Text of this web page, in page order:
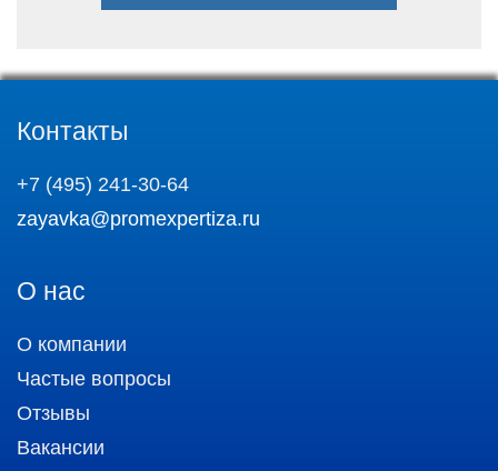
Контакты
+7 (495) 241-30-64
zayavka@promexpertiza.ru
О нас
О компании
Частые вопросы
Отзывы
Вакансии